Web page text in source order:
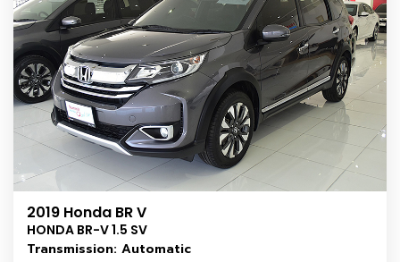
2019 Honda BR V
HONDA BR-V 1.5 SV
Transmission: Automatic